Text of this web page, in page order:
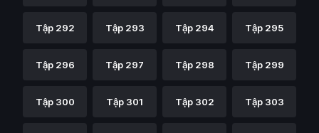
Tập 292 Tập 293 Tập 294 Tập 295
Tập 296 Tập 297 Tập 298 Tập 299
Tập 300 Tập 301 Tập 302 Tập 303